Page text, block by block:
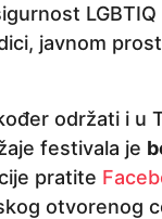
javnom
održati i u
festivala je
pratite
otvorenog